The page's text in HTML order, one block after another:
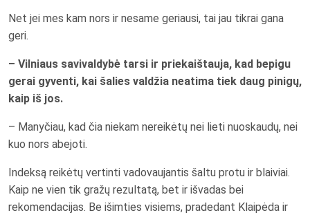
Net jei mes kam nors ir nesame geriausi, tai jau tikrai gana
geri.
– Vilniaus savivaldybė tarsi ir priekaištauja, kad bepigu
gerai gyventi, kai šalies valdžia neatima tiek daug pinigų,
kaip iš jos.
– Manyčiau, kad čia niekam nereikėtų nei lieti nuoskaudų, nei
kuo nors abejoti.
Indeksą reikėtų vertinti vadovaujantis šaltu protu ir blaiviai.
Kaip ne vien tik gražų rezultatą, bet ir išvadas bei
rekomendacijas. Be išimties visiems, pradedant Klaipėda ir